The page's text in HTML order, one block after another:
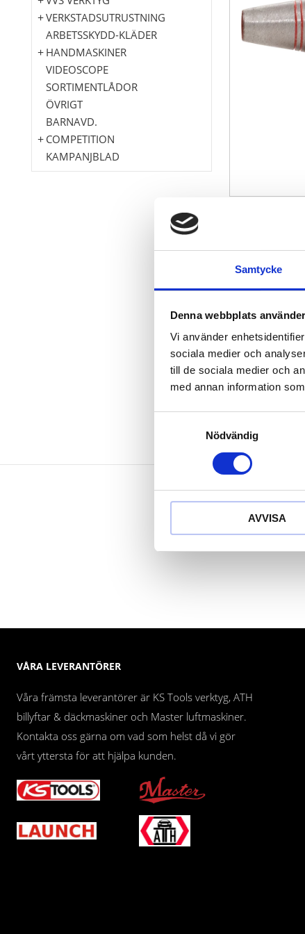
Samtycke
Denna webbplats
Vi använder
sociala medier och
till de sociala medier och
med annan information
Nödvändig
AVVISA
kraftigt
Pip polerad
bearbetad
rödlackerad
härdat blad
Speciellt-
VERKSTADSUTRUSTNING
ARBETSSKYDD-KLÄDER
HANDMASKINER
VIDEOSCOPE
SORTIMENTLÅDOR
ÖVRIGT
BARNAVD.
COMPETITION
KAMPANJBLAD
VÅRA LEVERANTÖRER
Våra främsta leverantörer är KS Tools verktyg, ATH
billyftar & däckmaskiner och Master luftmaskiner.
Kontakta oss gärna om vad som helst då vi gör
vårt yttersta för att hjälpa kunden.